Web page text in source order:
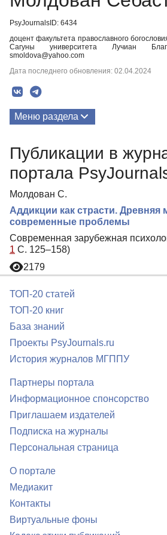
PsyJournalsID: 6434
доцент факультета православного
Сагуны университета Лучиан
smoldova@yahoo.com
Дата последнего обновления: 02.04.2024
Меню раздела
Публикации в
портала
Молдован С.
Аддикции как страсти. Древняя
современные проблемы
Современная зарубежная
1 С. 125–158)
2179
ТОП-20 статей
ТОП-20 книг
База знаний
Проекты PsyJournals.ru
История журналов МГППУ
Партнеры портала
Информационное спонсорство
Приглашаем издателей
Подписка на журналы
Персональная страница
О портале
Медиакит
Контакты
Виртуальные фоны